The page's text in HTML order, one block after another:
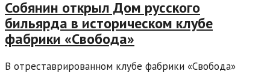
Собянин открыл Дом русского
бильярда в историческом клубе
фабрики «Свобода»
В отреставрированном клубе фабрики «Свобода»